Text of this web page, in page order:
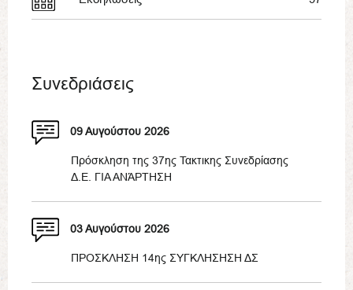
Συνεδριάσεις
09 Αυγούστου 2026
Πρόσκληση της 37ης Τακτικης Συνεδρίασης
Δ.Ε. ΓΙΑ ΑΝΆΡΤΗΣΗ
03 Αυγούστου 2026
ΠΡΟΣΚΛΗΣΗ 14ης ΣΥΓΚΛΗΣΗΣΗ ΔΣ